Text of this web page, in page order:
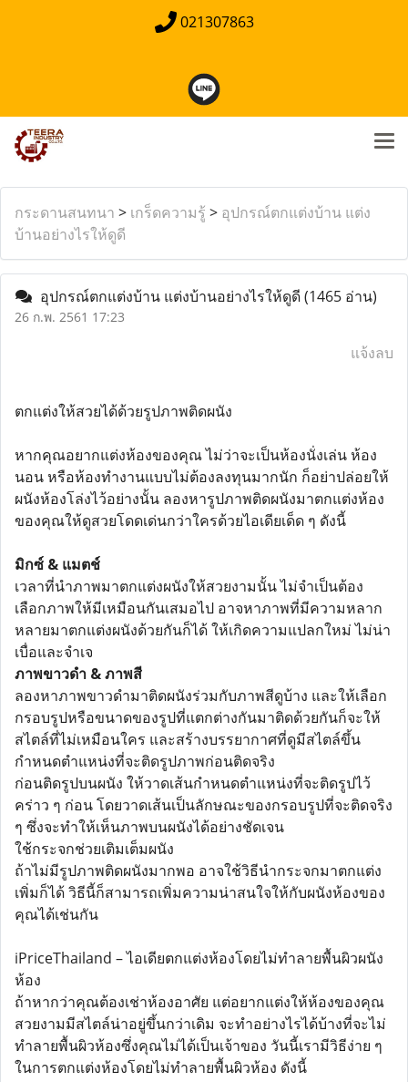
021307863
กระดานสนทนา > เกร็ดความรู้ > อุปกรณ์ตกแต่งบ้าน แต่ง
บ้านอย่างไรให้ดูดี
อุปกรณ์ตกแต่งบ้าน แต่งบ้านอย่างไรให้ดูดี(1465 อ่าน)
26 ก.พ. 2561 17:23
แจ้งลบ
ตกแต่งให้สวยได้ด้วยรูปภาพติดผนัง
หากคุณอยากแต่งห้องของคุณ ไม่ว่าจะเป็นห้องนั่งเล่น ห้อง
นอน หรือห้องทำงานแบบไม่ต้องลงทุนมากนัก ก็อย่าปล่อยให้
ผนังห้องโล่งไว้อย่างนั้น ลองหารูปภาพติดผนังมาตกแต่งห้อง
ของคุณให้ดูสวยโดดเด่นกว่าใครด้วยไอเดียเด็ด ๆ ดังนี้
มิกซ์ & แมตช์
เวลาที่นำภาพมาตกแต่งผนังให้สวยงามนั้น ไม่จำเป็นต้อง
เลือกภาพให้มีเหมือนกันเสมอไป อาจหาภาพที่มีความหลาก
หลายมาตกแต่งผนังด้วยกันก็ได้ ให้เกิดความแปลกใหม่ ไม่น่า
เบื่อและจำเจ
ภาพขาวดำ & ภาพสี
ลองหาภาพขาวดำมาติดผนังร่วมกับภาพสีดูบ้าง และให้เลือก
กรอบรูปหรือขนาดของรูปที่แตกต่างกันมาติดด้วยกันก็จะให้
สไตล์ที่ไม่เหมือนใคร และสร้างบรรยากาศที่ดูมีสไตล์ขึ้น
กำหนดตำแหน่งที่จะติดรูปภาพก่อนติดจริง
ก่อนติดรูปบนผนัง ให้วาดเส้นกำหนดตำแหน่งที่จะติดรูปไว้
คร่าว ๆ ก่อน โดยวาดเส้นเป็นลักษณะของกรอบรูปที่จะติดจริง
ๆ ซึ่งจะทำให้เห็นภาพบนผนังได้อย่างชัดเจน
ใช้กระจกช่วยเติมเต็มผนัง
ถ้าไม่มีรูปภาพติดผนังมากพอ อาจใช้วิธีนำกระจกมาตกแต่ง
เพิ่มก็ได้ วิธีนี้ก็สามารถเพิ่มความน่าสนใจให้กับผนังห้องของ
คุณได้เช่นกัน
iPriceThailand – ไอเดียตกแต่งห้องโดยไม่ทำลายพื้นผิวผนัง
ห้อง
ถ้าหากว่าคุณต้องเช่าห้องอาศัย แต่อยากแต่งให้ห้องของคุณ
สวยงามมีสไตล์น่าอยู่ขึ้นกว่าเดิม จะทำอย่างไรได้บ้างที่จะไม่
ทำลายพื้นผิวห้องซึ่งคุณไม่ได้เป็นเจ้าของ วันนี้เรามีวิธีง่าย ๆ
ในการตกแต่งห้องโดยไม่ทำลายพื้นผิวห้อง ดังนี้